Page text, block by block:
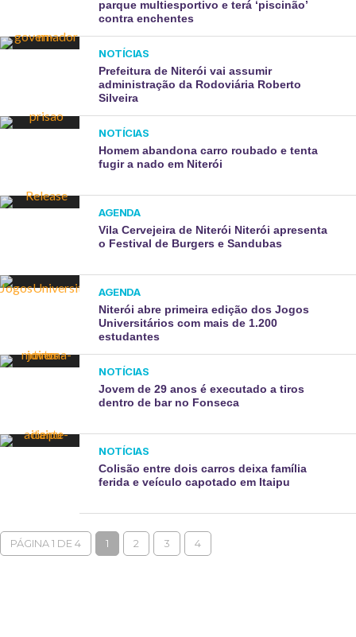
parque multiesportivo e terá ‘piscinão’
contra enchentes
NOTÍCIAS
Prefeitura de Niterói vai assumir
administração da Rodoviária Roberto
Silveira
NOTÍCIAS
Homem abandona carro roubado e tenta
fugir a nado em Niterói
AGENDA
Vila Cervejeira de Niterói Niterói apresenta
o Festival de Burgers e Sandubas
AGENDA
Niterói abre primeira edição dos Jogos
Universitários com mais de 1.200
estudantes
NOTÍCIAS
Jovem de 29 anos é executado a tiros
dentro de bar no Fonseca
NOTÍCIAS
Colisão entre dois carros deixa família
ferida e veículo capotado em Itaipu
PÁGINA 1 DE 4 1 2 3 4